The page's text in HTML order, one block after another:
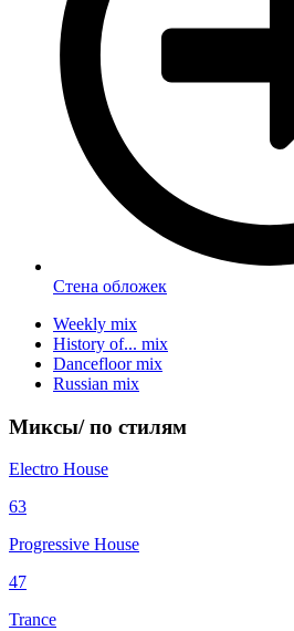
Стена обложек
Weekly mix
History of... mix
Dancefloor mix
Russian mix
Миксы/по стилям
Electro House
63
Progressive House
47
Trance